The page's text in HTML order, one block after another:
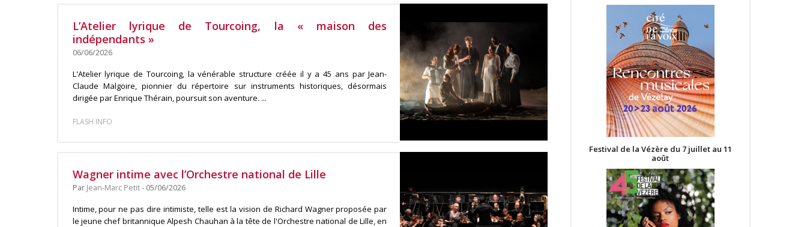
L’Atelier lyrique de Tourcoing, la « maison des
indépendants »
06/06/2026
L'Atelier lyrique de Tourcoing, la vénérable structure créée il y a 45 ans par Jean-
Claude Malgoire, pionnier du répertoire sur instruments historiques, désormais
dirigée par Enrique Thérain, poursuit son aventure. ...
FLASH INFO
Wagner intime avec l’Orchestre national de Lille
Par Jean-Marc Petit- 05/06/2026
Intime, pour ne pas dire intimiste, telle est la vision de Richard Wagner proposée par
le jeune chef britannique Alpesh Chauhan à la tête de l'Orchestre national de Lille, en
Festival de la Vézère du 7 juillet au 11
août